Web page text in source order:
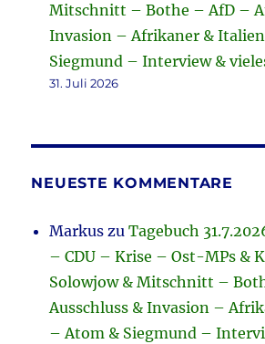
Mitschnitt – Bothe – AfD –
Invasion – Afrikaner &
Siegmund – Interview &
31. Juli 2026
NEUESTE KOMMENTARE
Markus zuTagebuch
– CDU – Krise – Ost-MPs &
Solowjow & Mitschnitt –
Ausschluss & Invasion –
– Atom & Siegmund –